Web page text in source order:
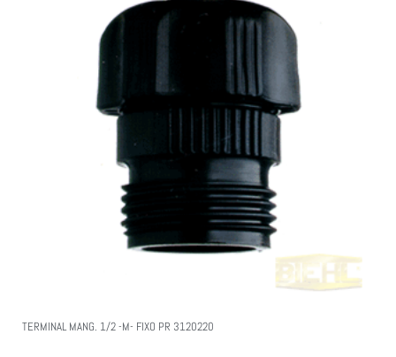
TERMINAL MANG. 1/2 -M- FIXO PR 3120220